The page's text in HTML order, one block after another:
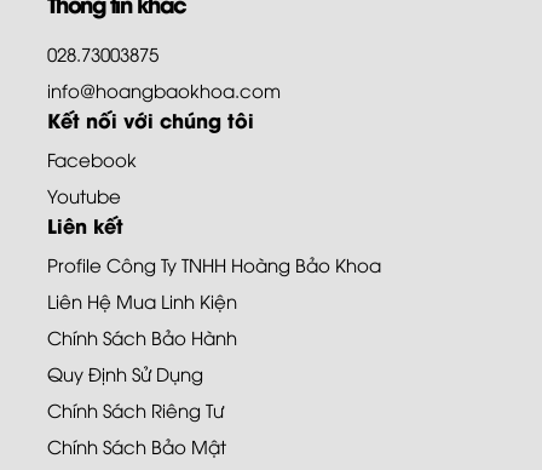
028.73003875
info@hoangbaokhoa.com
Kết nối với chúng tôi
Facebook
Youtube
Liên kết
Profile Công Ty TNHH Hoàng Bảo Khoa
Liên Hệ Mua Linh Kiện
Chính Sách Bảo Hành
Quy Định Sử Dụng
Chính Sách Riêng Tư
Chính Sách Bảo Mật